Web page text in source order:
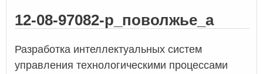
12-08-97082-р_поволжье_а
Разработка интеллектуальных систем
управления технологическими процессами